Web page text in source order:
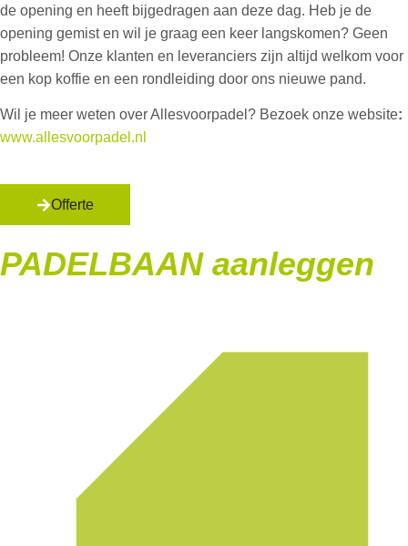
de opening en heeft bijgedragen aan deze dag. Heb je de
opening gemist en wil je graag een keer langskomen? Geen
probleem! Onze klanten en leveranciers zijn altijd welkom voor
een kop koffie en een rondleiding door ons nieuwe pand.
Wil je meer weten over Allesvoorpadel? Bezoek onze website:
www.allesvoorpadel.nl
Offerte
PADELBAAN aanleggen